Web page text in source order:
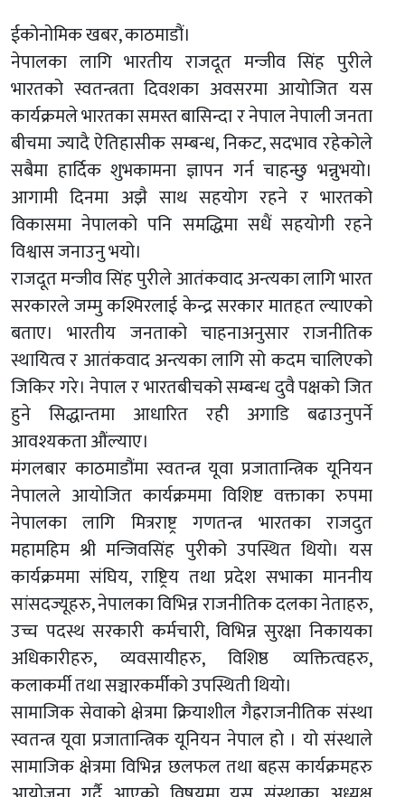
ईकोनोमिक खबर, काठमाडौं।
नेपालका लागि भारतीय राजदूत मन्जीव सिंह पुरीले
भारतको स्वतन्त्रता दिवशका अवसरमा आयोजित यस
कार्यक्रमले भारतका समस्त बासिन्दा र नेपाल नेपाली जनता
बीचमा ज्यादै ऐतिहासीक सम्बन्ध, निकट, सदभाव रहेकोले
सबैमा हार्दिक शुभकामना ज्ञापन गर्न चाहन्छु भन्नुभयो।
आगामी दिनमा अझै साथ सहयोग रहने र भारतको
विकासमा नेपालको पनि समद्धिमा सधैं सहयोगी रहने
विश्वास जनाउनु भयो।
राजदूत मन्जीव सिंह पुरीले आतंकवाद अन्त्यका लागि भारत
सरकारले जम्मु कश्मिरलाई केन्द्र सरकार मातहत ल्याएको
बताए। भारतीय जनताको चाहनाअनुसार राजनीतिक
स्थायित्व र आतंकवाद अन्त्यका लागि सो कदम चालिएको
जिकिर गरे। नेपाल र भारतबीचको सम्बन्ध दुवै पक्षको जित
हुने सिद्धान्तमा आधारित रही अगाडि बढाउनुपर्ने
आवश्यकता औंल्याए।
मंगलबार काठमाडौंमा स्वतन्त्र यूवा प्रजातान्त्रिक यूनियन
नेपालले आयोजित कार्यक्रममा विशिष्ट वक्ताका रुपमा
नेपालका लागि मित्रराष्ट्र गणतन्त्र भारतका राजदुत
महामहिम श्री मन्जिवसिंह पुरीको उपस्थित थियो। यस
कार्यक्रममा संघिय, राष्ट्रिय तथा प्रदेश सभाका माननीय
सांसदज्यूहरु, नेपालका विभिन्न राजनीतिक दलका नेताहरु,
उच्च पदस्थ सरकारी कर्मचारी, विभिन्न सुरक्षा निकायका
अधिकारीहरु, व्यवसायीहरु, विशिष्ठ व्यक्तित्वहरु,
कलाकर्मी तथा सञ्चारकर्मीको उपस्थिती थियो।
सामाजिक सेवाको क्षेत्रमा क्रियाशील गैह्रराजनीतिक संस्था
स्वतन्त्र यूवा प्रजातान्त्रिक यूनियन नेपाल हो । यो संस्थाले
सामाजिक क्षेत्रमा विभिन्न छलफल तथा बहस कार्यक्रमहरु